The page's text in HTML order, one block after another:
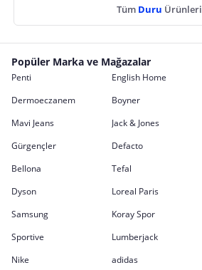
Tüm Duru Ürünleri
Popüler Marka ve Mağazalar
Penti English Home
Dermoeczanem
Boyner
Mavi Jeans
Jack & Jones
Gürgençler
Defacto
Bellona
Tefal
Dyson
Loreal Paris
Samsung
Koray Spor
Sportive
Lumberjack
Nike
adidas